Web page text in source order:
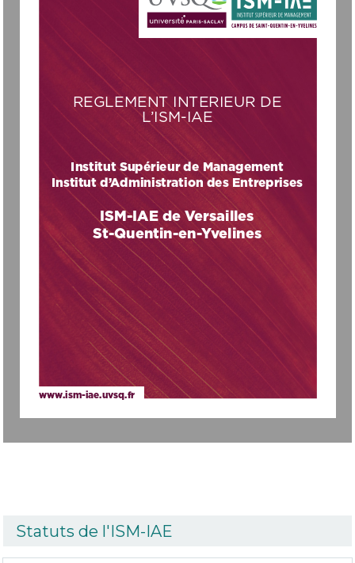
REGLEMENT INTERIEUR DE
L’ISM-IAE
Institut Supérieur de Management
Institut d’Administration des Entreprises
ISM-IAE de Versailles
St-Quentin-en-Yvelines
www.ism-iae.uvsq.fr
Statuts de l'ISM-IAE